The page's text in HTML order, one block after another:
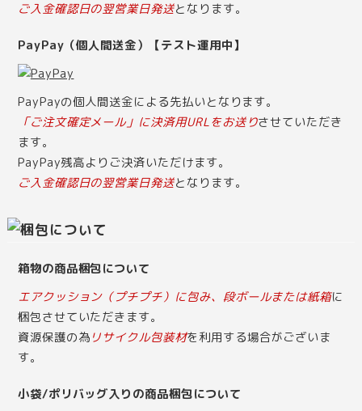
ご入金確認日の翌営業日発送となります。
PayPay（個人間送金）【テスト運用中】
PayPayの個人間送金による先払いとなります。
「ご注文確定メール」に決済用URLをお送りさせていただき
ます。
PayPay残高よりご決済いただけます。
ご入金確認日の翌営業日発送となります。
箱物の商品梱包について
エアクッション（プチプチ）に包み、段ボールまたは紙箱に
梱包させていただきます。
資源保護の為 リサイクル包装材を利用する場合がございま
す。
小袋/ポリバッグ入りの商品梱包について